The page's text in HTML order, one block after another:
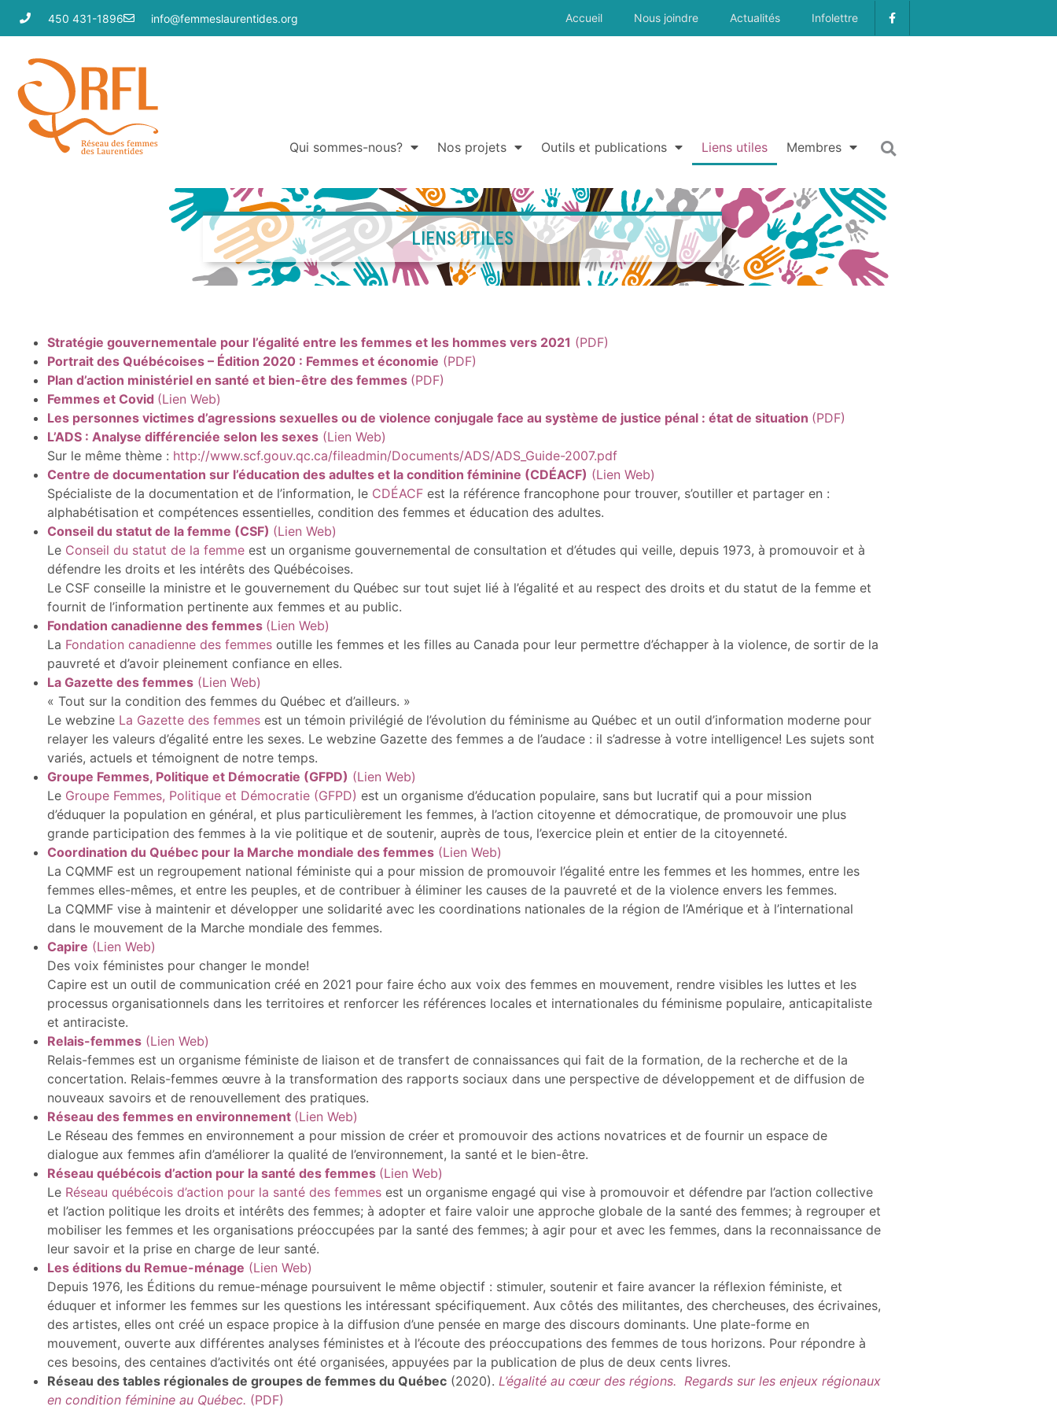
450 431-1896 info@femmeslaurentides.org Accueil Nous joindre Actualités Infolettre
Qui sommes-nous? Nos projets Outils et publications Liens utiles Membres
LIENS UTILES
Stratégie gouvernementale pour l’égalité entre les femmes et les hommes vers 2021 (PDF)
Portrait des Québécoises – Édition 2020 : Femmes et économie (PDF)
Plan d’action ministériel en santé et bien-être des femmes (PDF)
Femmes et Covid (Lien Web)
Les personnes victimes d’agressions sexuelles ou de violence conjugale face au système de justice pénal : état de situation (PDF)
L’ADS : Analyse différenciée selon les sexes (Lien Web)
Sur le même thème : http://www.scf.gouv.qc.ca/fileadmin/Documents/ADS/ADS_Guide-2007.pdf
Centre de documentation sur l’éducation des adultes et la condition féminine (CDÉACF) (Lien Web)
Spécialiste de la documentation et de l’information, le CDÉACF est la référence francophone pour trouver, s’outiller et partager en :
alphabétisation et compétences essentielles, condition des femmes et éducation des adultes.
Conseil du statut de la femme (CSF) (Lien Web)
Le Conseil du statut de la femme est un organisme gouvernemental de consultation et d’études qui veille, depuis 1973, à promouvoir et à
défendre les droits et les intérêts des Québécoises.
Le CSF conseille la ministre et le gouvernement du Québec sur tout sujet lié à l’égalité et au respect des droits et du statut de la femme et
fournit de l’information pertinente aux femmes et au public.
Fondation canadienne des femmes (Lien Web)
La Fondation canadienne des femmes outille les femmes et les filles au Canada pour leur permettre d’échapper à la violence, de sortir de la
pauvreté et d’avoir pleinement confiance en elles.
La Gazette des femmes (Lien Web)
« Tout sur la condition des femmes du Québec et d’ailleurs. »
Le webzine La Gazette des femmes est un témoin privilégié de l’évolution du féminisme au Québec et un outil d’information moderne pour
relayer les valeurs d’égalité entre les sexes. Le webzine Gazette des femmes a de l’audace : il s’adresse à votre intelligence! Les sujets sont
variés, actuels et témoignent de notre temps.
Groupe Femmes, Politique et Démocratie (GFPD) (Lien Web)
Le Groupe Femmes, Politique et Démocratie (GFPD) est un organisme d’éducation populaire, sans but lucratif qui a pour mission
d’éduquer la population en général, et plus particulièrement les femmes, à l’action citoyenne et démocratique, de promouvoir une plus
grande participation des femmes à la vie politique et de soutenir, auprès de tous, l’exercice plein et entier de la citoyenneté.
Coordination du Québec pour la Marche mondiale des femmes (Lien Web)
La CQMMF est un regroupement national féministe qui a pour mission de promouvoir l’égalité entre les femmes et les hommes, entre les
femmes elles-mêmes, et entre les peuples, et de contribuer à éliminer les causes de la pauvreté et de la violence envers les femmes.
La CQMMF vise à maintenir et développer une solidarité avec les coordinations nationales de la région de l’Amérique et à l’international
dans le mouvement de la Marche mondiale des femmes.
Capire (Lien Web)
Des voix féministes pour changer le monde!
Capire est un outil de communication créé en 2021 pour faire écho aux voix des femmes en mouvement, rendre visibles les luttes et les
processus organisationnels dans les territoires et renforcer les références locales et internationales du féminisme populaire, anticapitaliste
et antiraciste.
Relais-femmes (Lien Web)
Relais-femmes est un organisme féministe de liaison et de transfert de connaissances qui fait de la formation, de la recherche et de la
concertation. Relais-femmes œuvre à la transformation des rapports sociaux dans une perspective de développement et de diffusion de
nouveaux savoirs et de renouvellement des pratiques.
Réseau des femmes en environnement (Lien Web)
Le Réseau des femmes en environnement a pour mission de créer et promouvoir des actions novatrices et de fournir un espace de
dialogue aux femmes afin d’améliorer la qualité de l’environnement, la santé et le bien-être.
Réseau québécois d’action pour la santé des femmes (Lien Web)
Le Réseau québécois d’action pour la santé des femmes est un organisme engagé qui vise à promouvoir et défendre par l’action collective
et l’action politique les droits et intérêts des femmes; à adopter et faire valoir une approche globale de la santé des femmes; à regrouper et
mobiliser les femmes et les organisations préoccupées par la santé des femmes; à agir pour et avec les femmes, dans la reconnaissance de
leur savoir et la prise en charge de leur santé.
Les éditions du Remue-ménage (Lien Web)
Depuis 1976, les Éditions du remue-ménage poursuivent le même objectif : stimuler, soutenir et faire avancer la réflexion féministe, et
éduquer et informer les femmes sur les questions les intéressant spécifiquement. Aux côtés des militantes, des chercheuses, des écrivaines,
des artistes, elles ont créé un espace propice à la diffusion d’une pensée en marge des discours dominants. Une plate-forme en
mouvement, ouverte aux différentes analyses féministes et à l’écoute des préoccupations des femmes de tous horizons. Pour répondre à
ces besoins, des centaines d’activités ont été organisées, appuyées par la publication de plus de deux cents livres.
Réseau des tables régionales de groupes de femmes du Québec (2020). L’égalité au cœur des régions. Regards sur les enjeux régionaux
en condition féminine au Québec. (PDF)